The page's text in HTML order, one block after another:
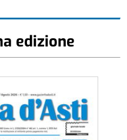
edizione